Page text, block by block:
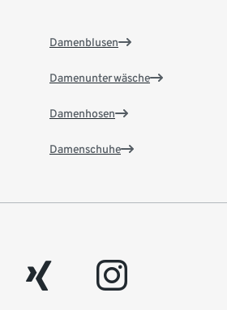
Damenblusen
Damenunterwäsche
Damenhosen
Damenschuhe
xing instagram